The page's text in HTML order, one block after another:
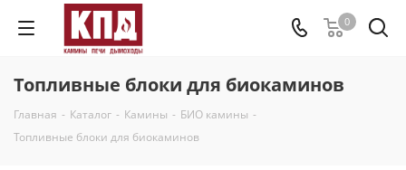
0
Топливные блоки для биокаминов
Главная - Каталог - Камины - БИО камины -
Топливные блоки для биокаминов